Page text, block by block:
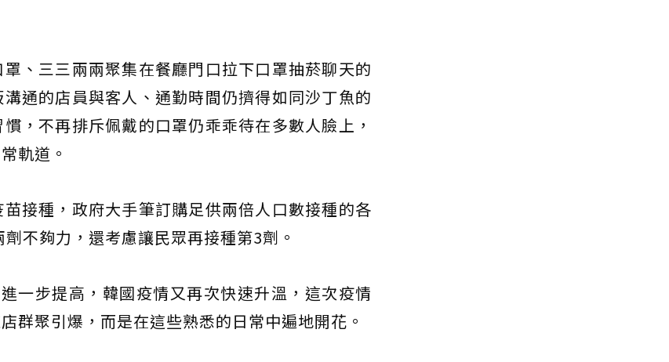
、三三兩兩聚集在餐廳門口拉下口罩抽菸聊天的
通的店員與客人、通勤時間仍擠得如同沙丁魚的
，不再排斥佩戴的口罩仍乖乖待在多數人臉上，
軌道。
接種，政府大手筆訂購足供兩倍人口數接種的各
不夠力，還考慮讓民眾再接種第3劑。
一步提高，韓國疫情又再次快速升溫，這次疫情
群聚引爆，而是在這些熟悉的日常中遍地開花。